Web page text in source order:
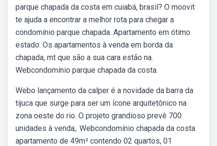
parque chapada da costa em cuiabá, brasil? O moovit
te ajuda a encontrar a melhor rota para chegar a
condomínio parque chapada. Apartamento em ótimo
estado. Os apartamentos à venda em borda da
chapada, mt que são a sua cara estão na.
Webcondomínio parque chapada da costa.
Webo lançamento da calper é a novidade da barra da
tijuca que surge para ser um ícone arquitetônico na
zona oeste do rio. O projeto grandioso prevê 700
unidades à venda,. Webcondomínio chapada da costa
apartamento de 49m² contendo 02 quartos, 01